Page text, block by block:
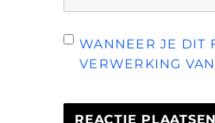
WANNEER JE DIT
VERWERKING